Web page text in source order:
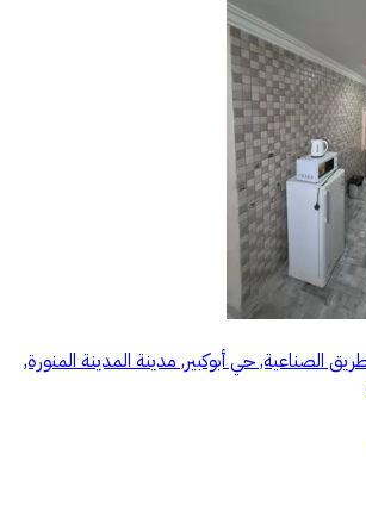
الصناعية, حي أبوكبير, مدينة المدينة المنورة,